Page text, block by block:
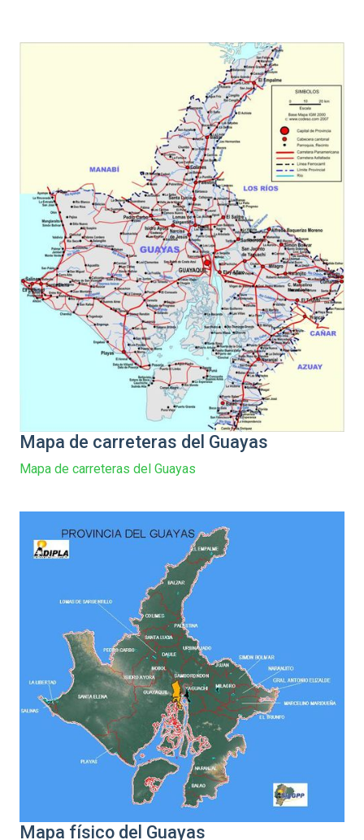
Mapa de carreteras del Guayas
Mapa de carreteras del Guayas
Mapa físico del Guayas